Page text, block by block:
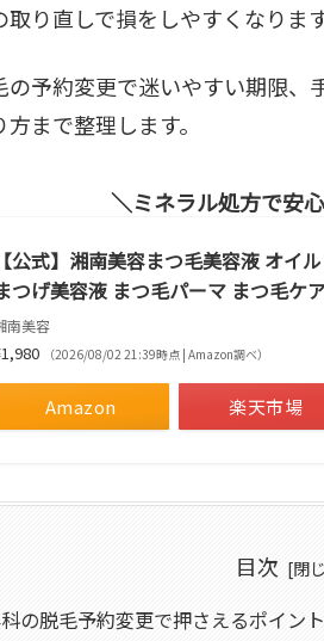
り直しで損をしやすくなります
の予約変更で迷いやすい期限
まで整理します。
ミネラル処方で安
【公式】湘南美容まつ毛美容液 オイ
つげ美容液 まつ毛パーマ まつ毛ケ
南美容
（2026/08/02 21:39時点 | Amazon調べ）
Amazon 楽天市場
目次
の脱毛予約変更で押さえるポイン